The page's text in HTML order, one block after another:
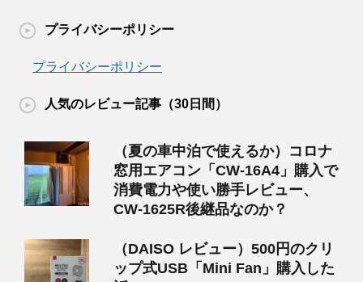
プライバシーポリシー
プライバシーポリシー
人気のレビュー記事（30日間）
（夏の車中泊で使えるか）コロナ
窓用エアコン「CW-16A4」購入で
消費電力や使い勝手レビュー、
CW-1625R後継品なのか？
（DAISO レビュー）500円のクリ
ップ式USB「Mini Fan」購入した